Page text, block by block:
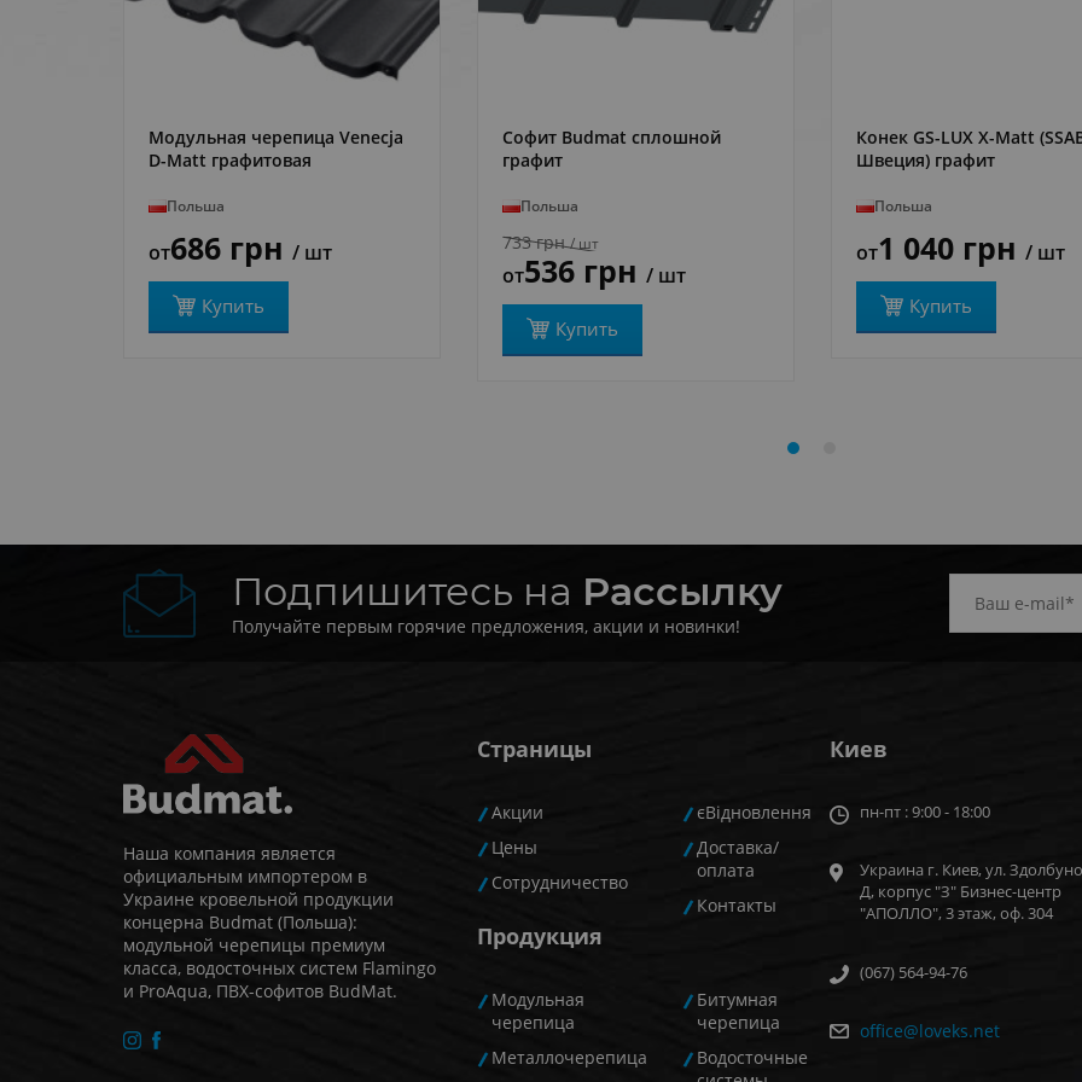
ПОДРОБНЕЕ
Модульная черепица Venecja
D-Matt графитовая
Польша
от686 грн / шт
Купить
ПОДРОБНЕЕ
Софит Budmat сплошной
графит
Польша
733 грн/ шт
от536 грн / шт
Купить
ПОДРОБНЕЕ
Конек GS-LUX X-Matt
Швеция) графит
Польша
от1 040 грн / шт
Купить
Подпишитесь на Рассылку
Получайте первым горячие предложения, акции и новинки!
Наша компания является
официальным импортером в
Украине кровельной продукции
концерна Budmat (Польша):
модульной черепицы премиум
класса, водосточных систем Flamingo
и ProAqua, ПВХ-софитов BudMat.
Страницы
Акции
єВідновлення
Цены
Доставка/
оплата
Сотрудничество
Контакты
Продукция
Модульная
черепица
Битумная
черепица
Металлочерепица
Водосточные
Киев
пн-пт : 9:00 - 18:00
Украина г. Киев, ул.
Д, корпус "З" Бизнес-центр
"АПОЛЛО", 3 этаж, оф. 304
(067) 564-94-76
office@loveks.net